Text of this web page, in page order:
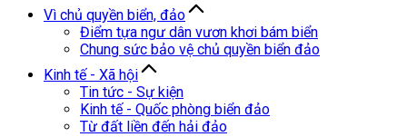
Vì chủ quyền biển, đảo
Điểm tựa ngư dân vươn khơi bám biển
Chung sức bảo vệ chủ quyền biển đảo
Kinh tế - Xã hội
Tin tức - Sự kiện
Kinh tế - Quốc phòng biển đảo
Từ đất liền đến hải đảo